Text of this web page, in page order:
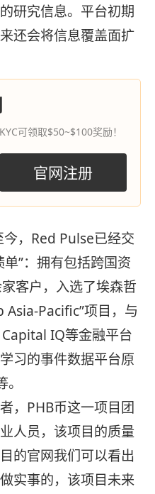
研究信息。平台初期
还会将信息覆盖面扩
可领取$50~$100奖励！
官网注册
，Red Pulse已经交
”：拥有包括跨国资
客户，入选了埃森哲
Pacific”项目，与
IQ等金融平台
习的事件数据平台原
，PHB币这一项目团
人员，该项目的质量
的官网我们可以看出
实事的，该项目未来